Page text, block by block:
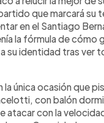
que marcará su
en el Santiago
la fórmula de cómo
su identidad tras ver
única ocasión que
con balón
con la